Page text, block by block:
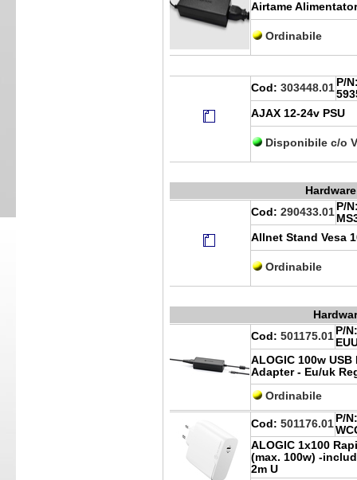
Airtame
Ordinabile
Cod: 303448.01 P/
AJAX 12-24v PSU
Disponibile c/o
Cod: 290433.01 P/
Allnet Stand Vesa
Ordinabile
Cod: 501175.01 P/N:
ALOGIC 100w
Adapter - Eu/uk
Ordinabile
Cod: 501176.01 P/N:
ALOGIC 1x100
(max. 100w) -
2m U